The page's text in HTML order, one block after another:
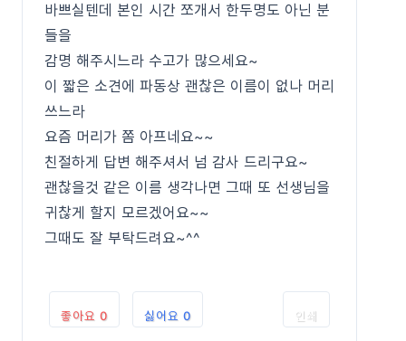
바쁘실텐데 본인 시간 쪼개서 한두명도 아닌 분
들을
감명 해주시느라 수고가 많으세요~
이 짧은 소견에 파동상 괜찮은 이름이 없나 머리
쓰느라
요즘 머리가 쫌 아프네요~~
친절하게 답변 해주셔서 넘 감사 드리구요~
괜찮을것 같은 이름 생각나면 그때 또 선생님을
귀찮게 할지 모르겠어요~~
그때도 잘 부탁드려요~^^
좋아요 0 싫어요 0 인쇄